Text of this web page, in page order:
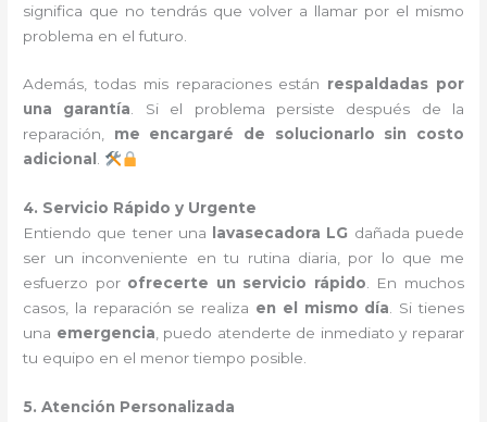
significa que no tendrás que volver a llamar por el mismo
problema en el futuro.
Además, todas mis reparaciones están respaldadas por
una garantía. Si el problema persiste después de la
reparación, me encargaré de solucionarlo sin costo
adicional .
4. Servicio Rápido y Urgente
Entiendo que tener una
lavasecadora LG dañada puede
ser un inconveniente en tu rutina diaria, por lo que me
esfuerzo por ofrecerte un servicio rápido. En muchos
casos, la reparación se realiza en el mismo día. Si tienes
una emergencia, puedo atenderte de inmediato y reparar
tu equipo en el menor tiempo posible.
5. Atención Personalizada